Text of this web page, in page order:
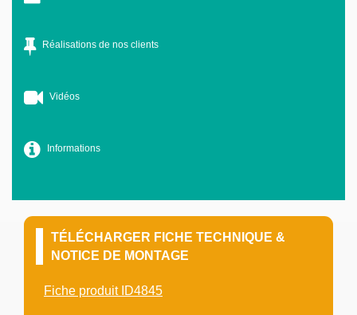
Réalisations de nos clients
Vidéos
Informations
TÉLÉCHARGER FICHE TECHNIQUE &
NOTICE DE MONTAGE
Fiche produit ID4845